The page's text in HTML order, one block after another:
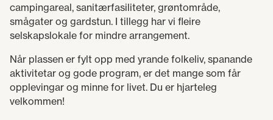
campingareal, sanitærfasiliteter, grøntområde,
smågater og gardstun. I tillegg har vi fleire
selskapslokale for mindre arrangement.
Når plassen er fylt opp med yrande folkeliv, spanande
aktivitetar og gode program, er det mange som får
opplevingar og minne for livet. Du er hjarteleg
velkommen!